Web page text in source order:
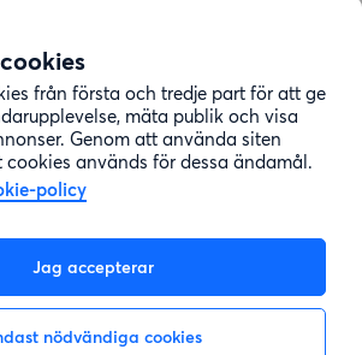
från första och tredje part för att ge
mäta publik och visa
Genom att använda siten
används för dessa ändamål.
policy
Jag accepterar
nödvändiga cookies
90